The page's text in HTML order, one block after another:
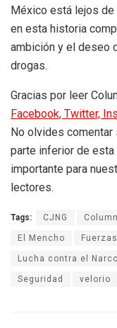
México está lejos de
en esta historia
ambición y el deseo
drogas.
Gracias por leer
Facebook, Twitter,
No olvides
parte inferior de esta
importante para
lectores.
Tags: CJNG
El Mencho
Lucha contra el
Seguridad velorio